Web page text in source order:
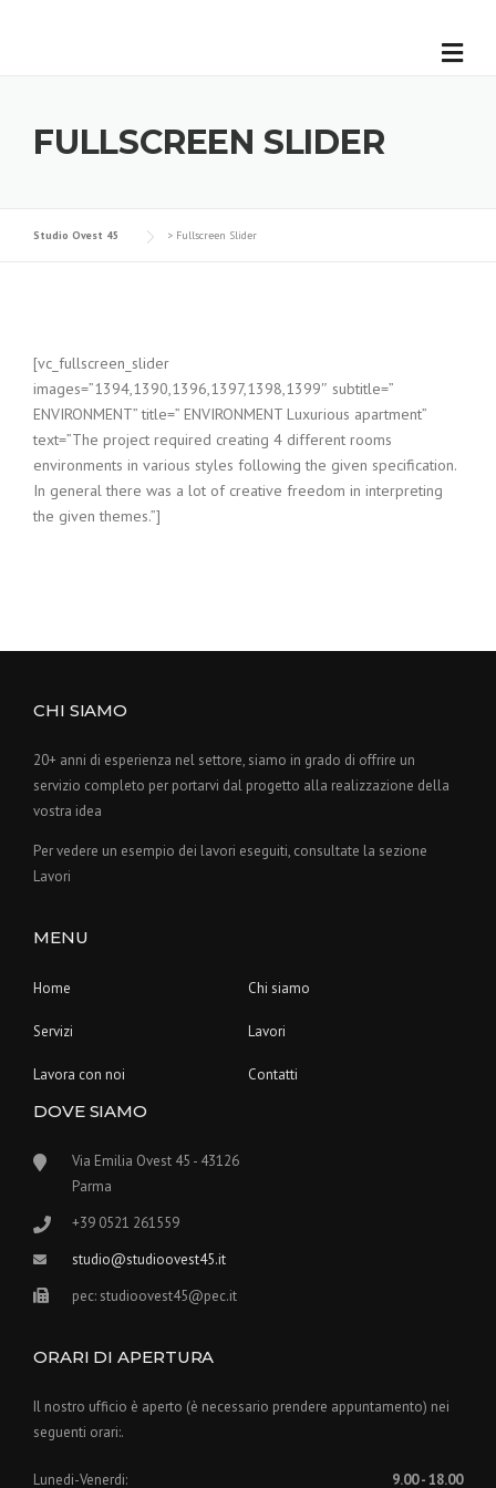
FULLSCREEN SLIDER
Studio Ovest 45 > Fullscreen Slider
[vc_fullscreen_slider
images=”1394,1390,1396,1397,1398,1399″ subtitle=”
ENVIRONMENT” title=” ENVIRONMENT Luxurious apartment”
text=”The project required creating 4 different rooms
environments in various styles following the given specification.
In general there was a lot of creative freedom in interpreting
the given themes.”]
CHI SIAMO
20+ anni di esperienza nel settore, siamo in grado di offrire un
servizio completo per portarvi dal progetto alla realizzazione della
vostra idea
Per vedere un esempio dei lavori eseguiti, consultate la sezione
Lavori
MENU
Home Chi siamo
Servizi Lavori
Lavora con noi Contatti
DOVE SIAMO
Via Emilia Ovest 45 - 43126
Parma
+39 0521 261559
studio@studioovest45.it
pec: studioovest45@pec.it
ORARI DI APERTURA
Il nostro ufficio è aperto (è necessario prendere appuntamento) nei
seguenti orari:.
Lunedi-Venerdi: 9.00 - 18.00